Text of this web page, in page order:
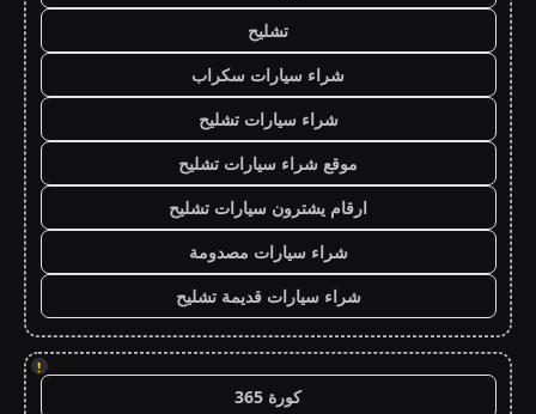
تشليح
شراء سيارات سكراب
شراء سيارات تشليح
موقع شراء سيارات تشليح
ارقام يشترون سيارات تشليح
شراء سيارات مصدومة
شراء سيارات قديمة تشليح
!
كورة 365